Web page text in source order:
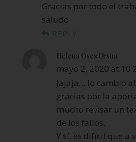
Gracias por todo el
saludo
REPLY
Helena Oses Ursua
mayo 2, 2020 at
Jajaja… lo cambio
gracias por la
mucho revisar un
de los fallos.
Y sí, es difícil que a